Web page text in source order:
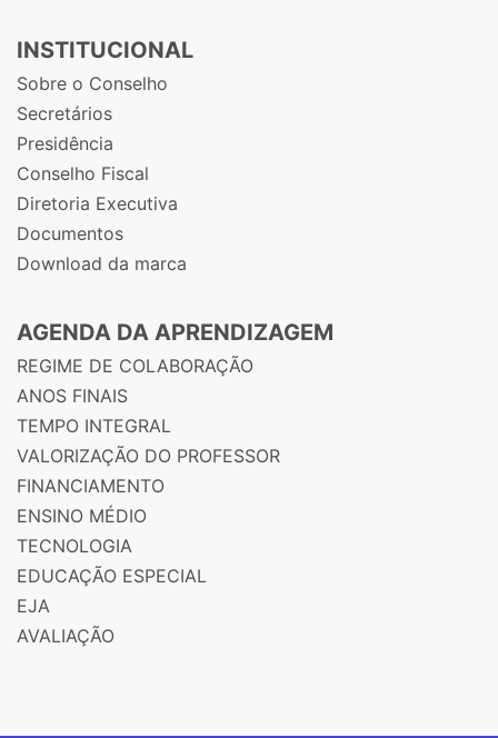
INSTITUCIONAL
Sobre o Conselho
Secretários
Presidência
Conselho Fiscal
Diretoria Executiva
Documentos
Download da marca
AGENDA DA APRENDIZAGEM
REGIME DE COLABORAÇÃO
ANOS FINAIS
TEMPO INTEGRAL
VALORIZAÇÃO DO PROFESSOR
FINANCIAMENTO
ENSINO MÉDIO
TECNOLOGIA
EDUCAÇÃO ESPECIAL
EJA
AVALIAÇÃO